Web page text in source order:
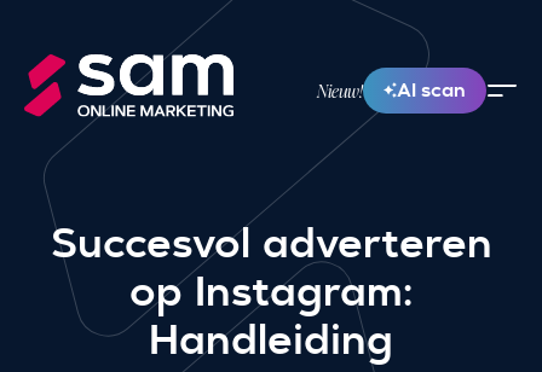
Nieuw! AI scan
Succesvol adverteren
op Instagram:
Handleiding